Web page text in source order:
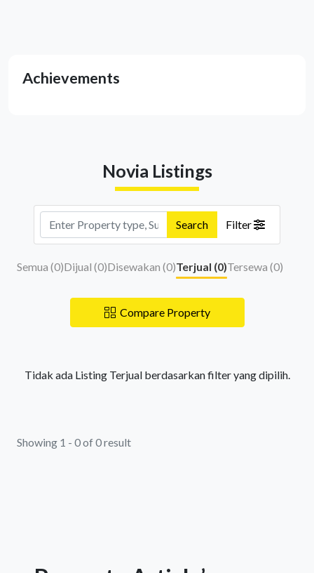
Achievements
Novia Listings
Search Filter
Semua (0)Dijual (0)Disewakan (0)Terjual (0)Tersewa (0)
Compare Property
Tidak ada Listing Terjual berdasarkan filter yang dipilih.
Showing 1 - 0 of 0 result